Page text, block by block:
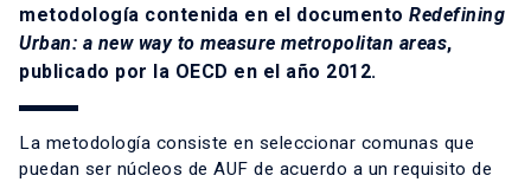
metodología contenida en el documento Redefining
Urban: a new way to measure metropolitan areas,
publicado por la OECD en el año 2012.
La metodología consiste en seleccionar comunas que
puedan ser núcleos de AUF de acuerdo a un requisito de